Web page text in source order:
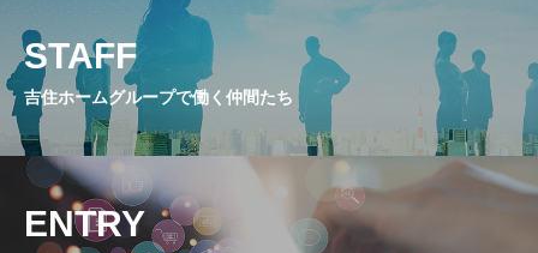
STAFF
吉住ホームグループで働く仲間たち
ENTRY